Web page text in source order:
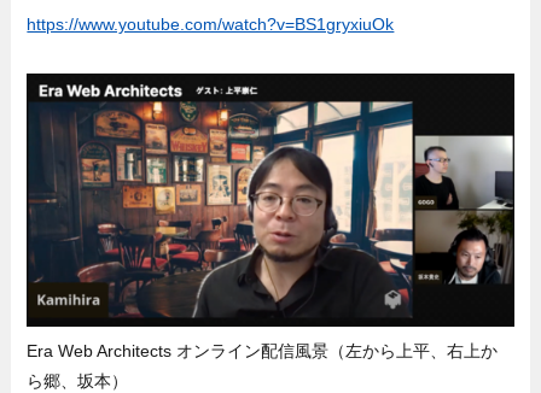
https://www.youtube.com/watch?v=BS1gryxiuOk
Era Web Architects オンライン配信風景（左から上平、右上か
ら郷、坂本）